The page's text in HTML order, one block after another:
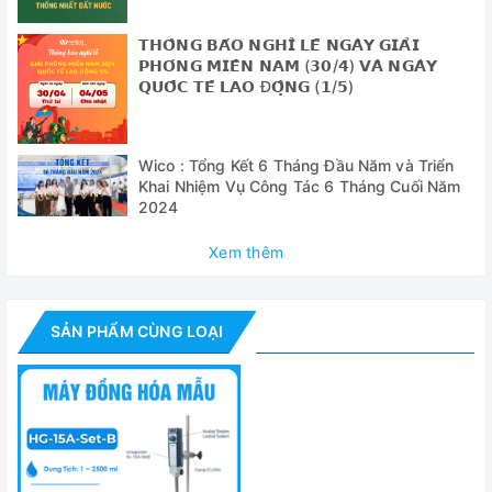
Tốc độ tối đa
Dung tích đồng
hóa
1 ~ 2.500ml
Công suất động
cơ
Bộ điều khiển Điều khiển cơ
Bảo vệ quá nhiệt
tán có thể sử
dụng
Stator Φ18mm “HT1018”, Stator Φ25mm
Vật liệu Đúc nhôm và Bộ ABS, Dụng cụ bằng thép
Nhiệt độ Môi trường xung quanh +5 ~ 50 độ C,
Kích thước
𝗧𝗛𝗢̂𝗡𝗚 𝗕𝗔́𝗢 𝗡𝗚𝗛𝗜̉ 𝗟𝗘̂̃ 𝗡𝗚𝗔̀𝗬 𝗚𝗜𝗔̉𝗜
𝗣𝗛𝗢́𝗡𝗚 𝗠𝗜𝗘̂̀𝗡 𝗡𝗔𝗠 (𝟯𝟬/𝟰) 𝗩𝗔̀ 𝗡𝗚𝗔̀𝗬
𝗤𝗨𝗢̂́𝗖 𝗧𝗘̂́ 𝗟𝗔𝗢 Đ𝗢̣̂𝗡𝗚 (𝟭/𝟱)
Wico : Tổng Kết 6 Tháng Đầu Năm và Triển
Khai Nhiệm Vụ Công Tác 6 Tháng Cuối Năm
2024
Xem thêm
SẢN PHẨM CÙNG LOẠI